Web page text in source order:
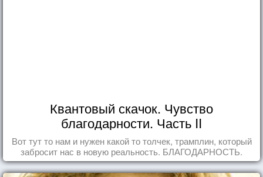
Квантовый скачок. Чувство
благодарности. Часть II
Вот тут то нам и нужен какой то толчек, трамплин, который
забросит нас в новую реальность. БЛАГОДАРНОСТЬ.